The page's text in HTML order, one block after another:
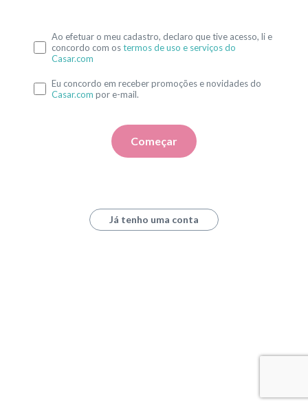
Ao efetuar o meu cadastro, declaro que tive acesso, li e
concordo com ostermos de uso e serviços do
Casar.com
Eu concordo em receber promoções e novidades do
Casar.com por e-mail.
Começar
Já tenho uma conta